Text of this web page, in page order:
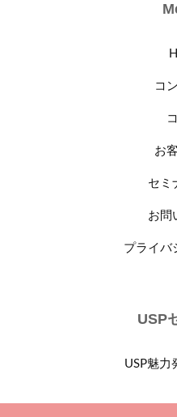
コ
お
セミ
お問
プライバ
USP
USP魅力